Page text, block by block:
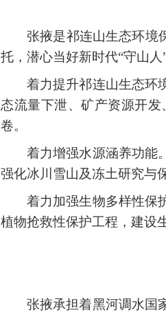
张掖是祁连山生态环境
托，潜心当好新时代“守山人
着力提升祁连山生态环
态流量下泄、矿产资源开
卷。
着力增强水源涵养功能
强化冰川雪山及冻土研究与
着力加强生物多样性保
植物抢救性保护工程，建设
张掖承担着黑河调水国